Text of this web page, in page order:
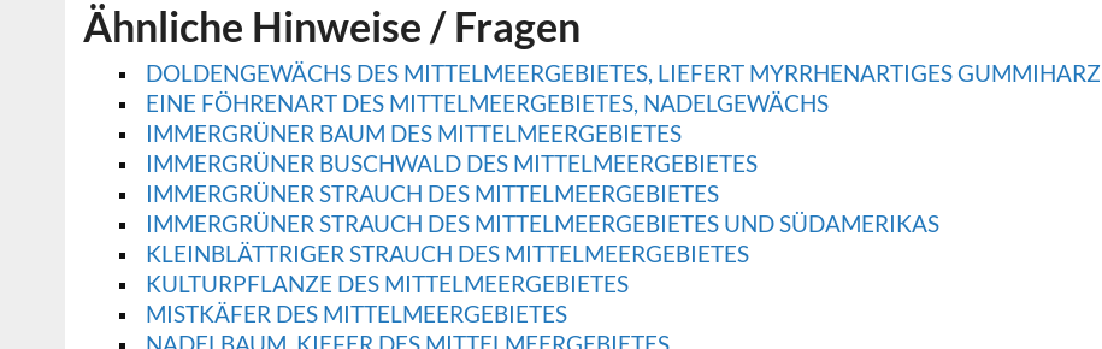
Ähnliche Hinweise / Fragen
DOLDENGEWÄCHS DES MITTELMEERGEBIETES, LIEFERT MYRRHENARTIGES GUMMIHARZ
EINE FÖHRENART DES MITTELMEERGEBIETES, NADELGEWÄCHS
IMMERGRÜNER BAUM DES MITTELMEERGEBIETES
IMMERGRÜNER BUSCHWALD DES MITTELMEERGEBIETES
IMMERGRÜNER STRAUCH DES MITTELMEERGEBIETES
IMMERGRÜNER STRAUCH DES MITTELMEERGEBIETES UND SÜDAMERIKAS
KLEINBLÄTTRIGER STRAUCH DES MITTELMEERGEBIETES
KULTURPFLANZE DES MITTELMEERGEBIETES
MISTKÄFER DES MITTELMEERGEBIETES